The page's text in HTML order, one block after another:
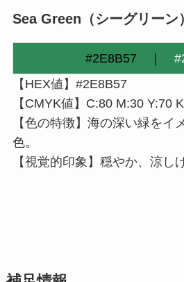
Sea Green （シーグリーン）
#2E8B57 ｜
【HEX値】#2E8B57
【CMYK値】C:80 M:30 Y:70
【色の特徴】海の深い緑をイ
色。
【視覚的印象】穏やか、涼し